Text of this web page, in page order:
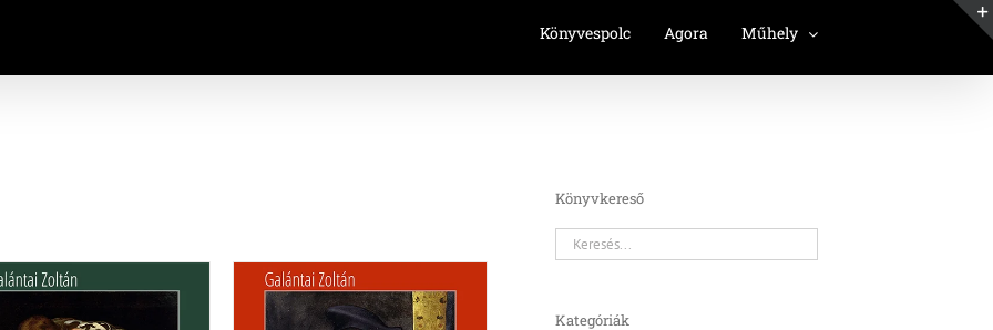
Könyvespolc Agora Műhely
Könyvkereső
Kategóriák